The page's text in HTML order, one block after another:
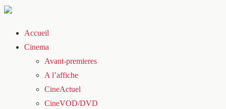
Accueil
Cinema
Avant-premieres
A l’affiche
CineActuel
CineVOD/DVD